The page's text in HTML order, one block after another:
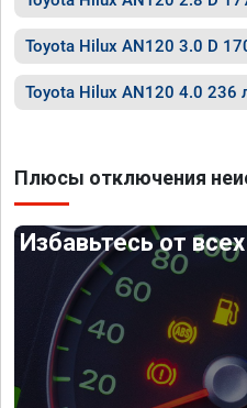
Toyota Hilux AN120 3.0 D
Toyota Hilux AN120 4.0 236
Плюсы отключения
Избавьтесь от